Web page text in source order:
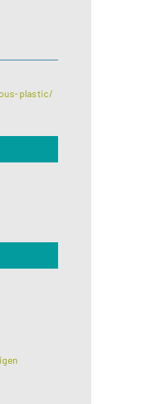
plastic/